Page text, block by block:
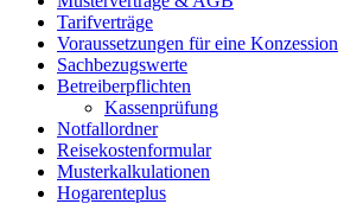
Tarifverträge
Voraussetzungen für eine Konzession
Sachbezugswerte
Betreiberpflichten
Kassenprüfung
Notfallordner
Reisekostenformular
Musterkalkulationen
Hogarenteplus